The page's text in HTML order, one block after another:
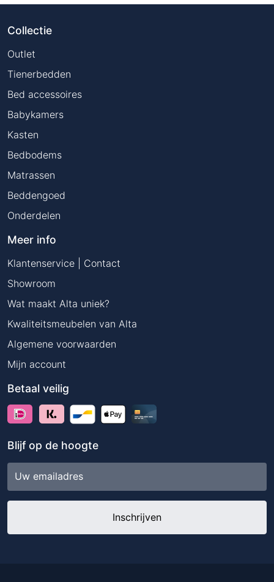
Collectie
Outlet
Tienerbedden
Bed accessoires
Babykamers
Kasten
Bedbodems
Matrassen
Beddengoed
Onderdelen
Meer info
Klantenservice | Contact
Showroom
Wat maakt Alta uniek?
Kwaliteitsmeubelen van Alta
Algemene voorwaarden
Mijn account
Betaal veilig
Blijf op de hoogte
mailadres